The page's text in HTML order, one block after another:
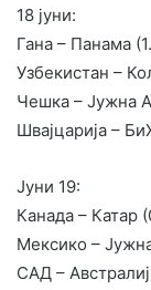
18 јуни:
Гана – Панама
Узбекистан –
Чешка – Јужна
Швајцарија –
Јуни 19:
Канада – Катар
Мексико –
САД –